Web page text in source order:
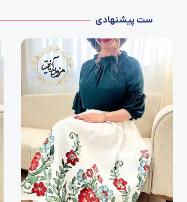
ست پیشنهادی